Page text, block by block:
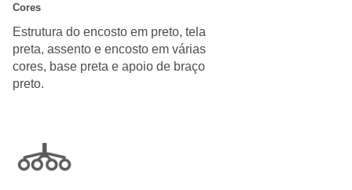
Cores
Estrutura do encosto em preto, tela
preta, assento e encosto em várias
cores, base preta e apoio de braço
preto.